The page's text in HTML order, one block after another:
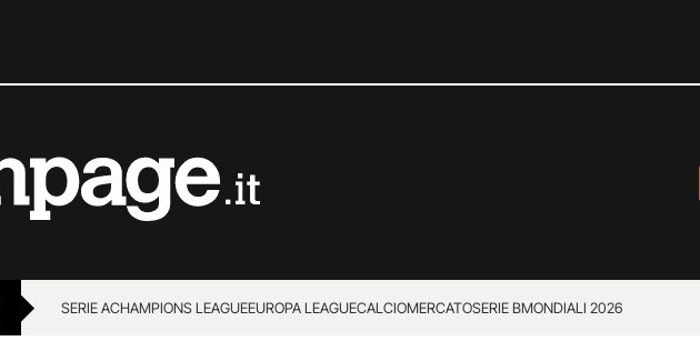
SERIE ACHAMPIONS LEAGUEEUROPA LEAGUECALCIOMERCATOSERIE BMONDIALI 2026